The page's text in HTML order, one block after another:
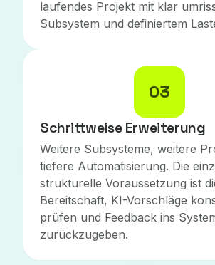
laufendes Projekt mit klar
Subsystem und definiertem
03
Schrittweise Erweiterung
Weitere Subsysteme, weitere
tiefere Automatisierung. Die
strukturelle Voraussetzung ist
Bereitschaft, KI-Vorschläge
prüfen und Feedback ins
zurückzugeben.